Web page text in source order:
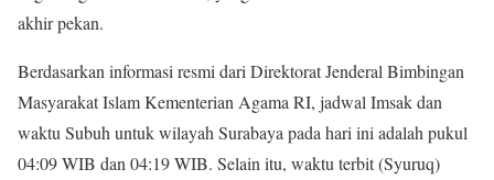
akhir pekan.
Berdasarkan informasi resmi dari Direktorat Jenderal Bimbingan
Masyarakat Islam Kementerian Agama RI, jadwal Imsak dan
waktu Subuh untuk wilayah Surabaya pada hari ini adalah pukul
04:09 WIB dan 04:19 WIB. Selain itu, waktu terbit (Syuruq)